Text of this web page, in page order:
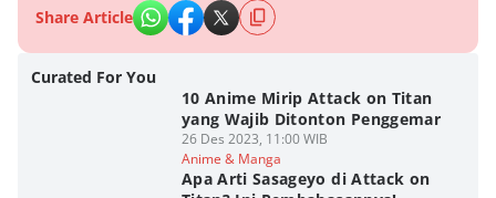
Share Article
Curated For You
10 Anime Mirip Attack on Titan
yang Wajib Ditonton Penggemar
26 Des 2023, 11:00 WIB
Anime & Manga
Apa Arti Sasageyo di Attack on